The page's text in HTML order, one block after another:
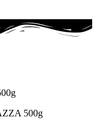
500g